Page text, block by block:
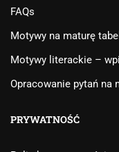
FAQs
Motywy na maturę
Motywy literackie –
Opracowanie pytań na
PRYWATNOŚĆ